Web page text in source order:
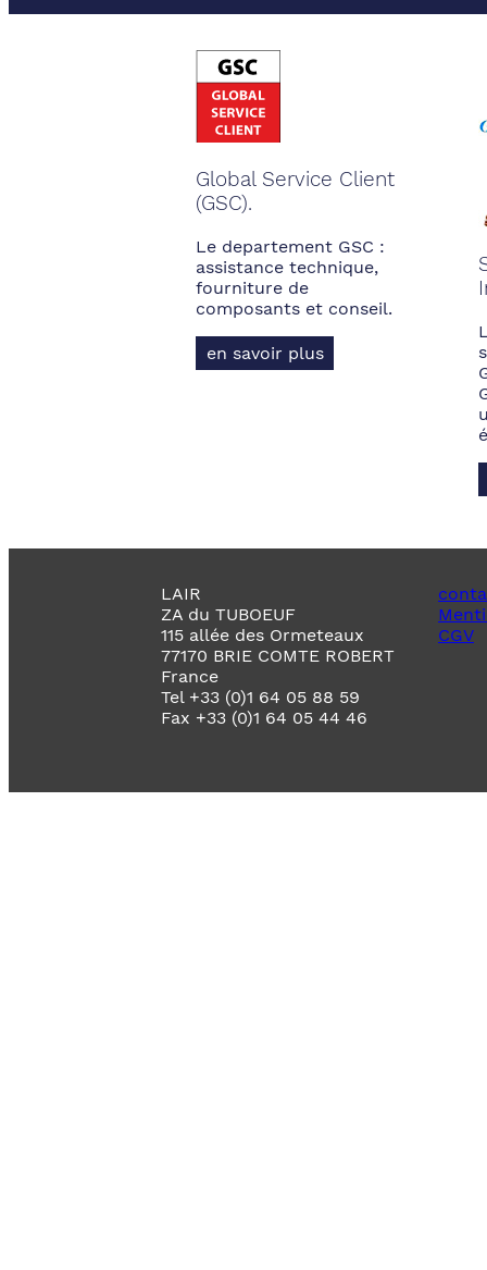
Global Service Client
(GSC).
Le departement GSC :
assistance technique,
fourniture de
composants et conseil.
en savoir plus
LAIR
ZA du TUBOEUF
115 allée des Ormeteaux
77170 BRIE COMTE ROBERT
France
Tel +33 (0)1 64 05 88 59
Fax +33 (0)1 64 05 44 46
CGV